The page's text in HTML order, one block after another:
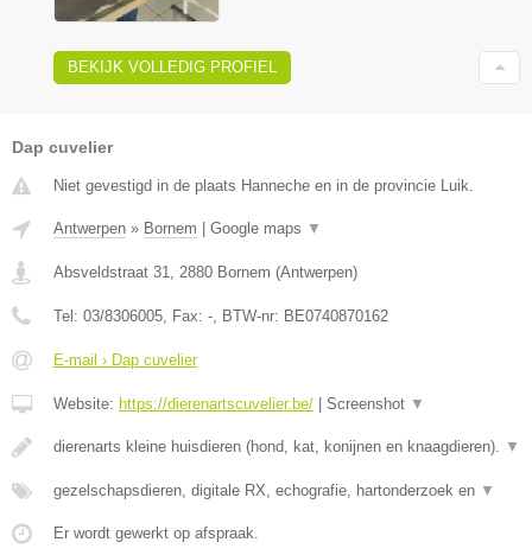
BEKIJK VOLLEDIG PROFIEL
Dap cuvelier
Niet gevestigd in de plaats Hanneche en in de provincie Luik.
Antwerpen » Bornem Google maps ▼
Absveldstraat 31, 2880 Bornem (Antwerpen)
Tel: 03/8306005, Fax: -, BTW-nr: BE0740870162
E-mail › Dap cuvelier
Website: https://dierenartscuvelier.be/ Screenshot ▼
dierenarts kleine huisdieren (hond, kat, konijnen en knaagdieren). ▼
gezelschapsdieren, digitale RX, echografie, hartonderzoek en ▼
Er wordt gewerkt op afspraak.